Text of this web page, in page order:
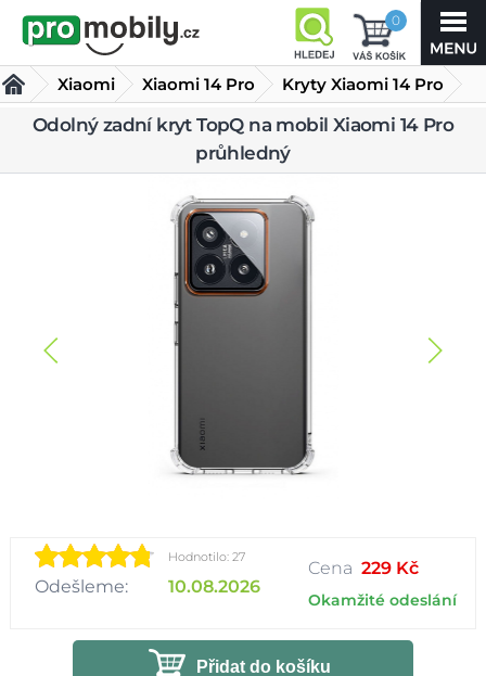
0
Xiaomi Xiaomi 14 Pro Kryty Xiaomi 14 Pro
Odolný zadní kryt TopQ na mobil Xiaomi 14 Pro průhledný
Odolný zadní kryt TopQ na mobil Xiaomi 14 Pro
průhledný
Hodnotilo: 27
Odešleme: 10.08.2026
Cena 229 Kč
Okamžité odeslání
Přidat do košíku